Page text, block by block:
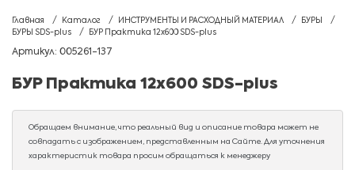
Главная Каталог ИНСТРУМЕНТЫ И РАСХОДНЫЙ МАТЕРИАЛ
БУРЫ
БУРЫ SDS-plus
БУР Практика 12х600 SDS-plus
Артикул: 005261-137
БУР Практика 12х600 SDS-plus
Обращаем внимание, что реальный вид и описание товара может не
совпадать с изображением, представленным на Сайте. Для уточнения
характеристик товара просим обращаться к менеджеру